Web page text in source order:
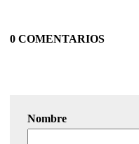
0 COMENTARIOS
Nombre